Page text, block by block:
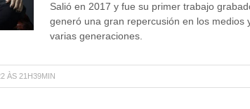
Salió en 2017 y fue su primer trabajo
generó una gran repercusión en los
varias generaciones.
ÀS 21H39MIN